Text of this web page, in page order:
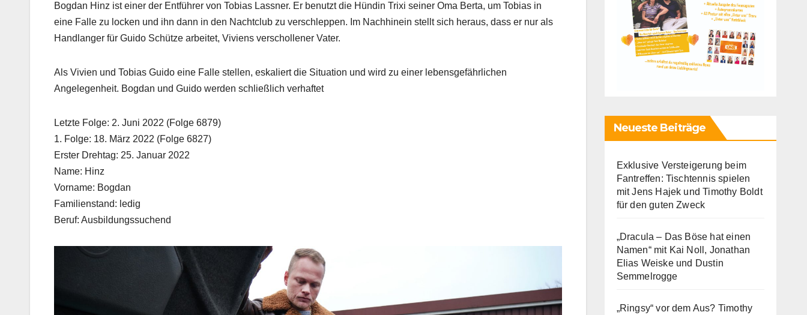
Bogdan Hinz ist einer der Entführer von Tobias Lassner. Er benutzt die Hündin Trixi seiner Oma Berta, um Tobias in
eine Falle zu locken und ihn dann in den Nachtclub zu verschleppen. Im Nachhinein stellt sich heraus, dass er nur als
Handlanger für Guido Schütze arbeitet, Viviens verschollener Vater.
Als Vivien und Tobias Guido eine Falle stellen, eskaliert die Situation und wird zu einer lebensgefährlichen
Angelegenheit. Bogdan und Guido werden schließlich verhaftet
Letzte Folge: 2. Juni 2022 (Folge 6879)
1. Folge: 18. März 2022 (Folge 6827)
Erster Drehtag: 25. Januar 2022
Name: Hinz
Vorname: Bogdan
Familienstand: ledig
Beruf: Ausbildungssuchend
Neueste Beiträge
Exklusive Versteigerung beim
Fantreffen: Tischtennis spielen
mit Jens Hajek und Timothy Boldt
für den guten Zweck
„Dracula – Das Böse hat einen
Namen“ mit Kai Noll, Jonathan
Elias Weiske und Dustin
Semmelrogge
„Ringsy“ vor dem Aus? Timothy